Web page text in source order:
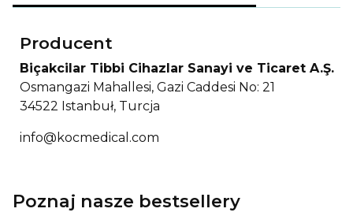
Producent
Biçakcilar Tibbi Cihazlar Sanayi ve Ticaret A.Ş.
Osmangazi Mahallesi, Gazi Caddesi No: 21
34522 Istanbuł, Turcja
info@kocmedical.com
Poznaj nasze bestsellery